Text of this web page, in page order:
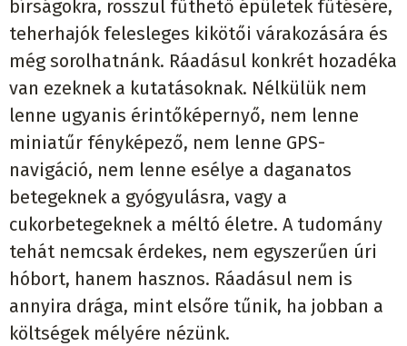
bírságokra, rosszul fűthető épületek fűtésére,
teherhajók felesleges kikötői várakozására és
még sorolhatnánk. Ráadásul konkrét hozadéka
van ezeknek a kutatásoknak. Nélkülük nem
lenne ugyanis érintőképernyő, nem lenne
miniatűr fényképező, nem lenne GPS-
navigáció, nem lenne esélye a daganatos
betegeknek a gyógyulásra, vagy a
cukorbetegeknek a méltó életre. A tudomány
tehát nemcsak érdekes, nem egyszerűen úri
hóbort, hanem hasznos. Ráadásul nem is
annyira drága, mint elsőre tűnik, ha jobban a
költségek mélyére nézünk.